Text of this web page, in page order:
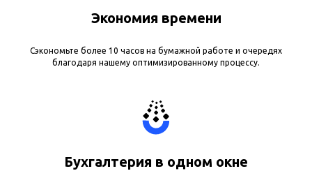
Экономия времени
Сэкономьте более 10 часов на бумажной работе и очередях
благодаря нашему оптимизированному процессу.
Бухгалтерия в одном окне